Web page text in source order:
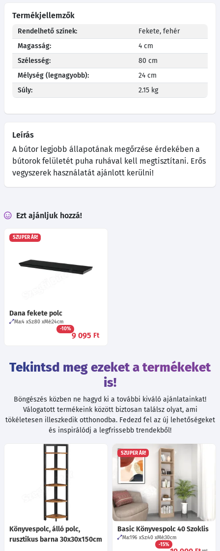
Termékjellemzők
Rendelhető színek:
Fekete, fehér
Magasság:
4 cm
Szélesség:
80 cm
Mélység (legnagyobb):
24 cm
Súly:
2.15 kg
Leírás
A bútor legjobb állapotának megőrzése érdekében a
bútorok felületét puha ruhával kell megtisztítani. Erős
vegyszerek használatát ajánlott kerülni!
Ezt ajánljuk hozzá!
SZUPER ÁR!
Dana fekete polc
Ma:4 Sz:80 Mé:24cm
-10%
9 095 Ft
Tekintsd meg ezeket a termékeket
is!
Böngészés közben ne hagyd ki a további kiváló ajánlatainkat!
Válogatott termékeink között biztosan találsz olyat, ami
tökéletesen illeszkedik otthonodba. Fedezd fel az új lehetőségeket
és inspirálódj a legfrissebb trendekből!
Könyvespolc, álló polc,
rusztikus barna 30x30x150cm
SZUPER ÁR!
Basic Könyvespolc 40 Szoklis
Ma:196 Sz:40 Mé:30cm
-15%